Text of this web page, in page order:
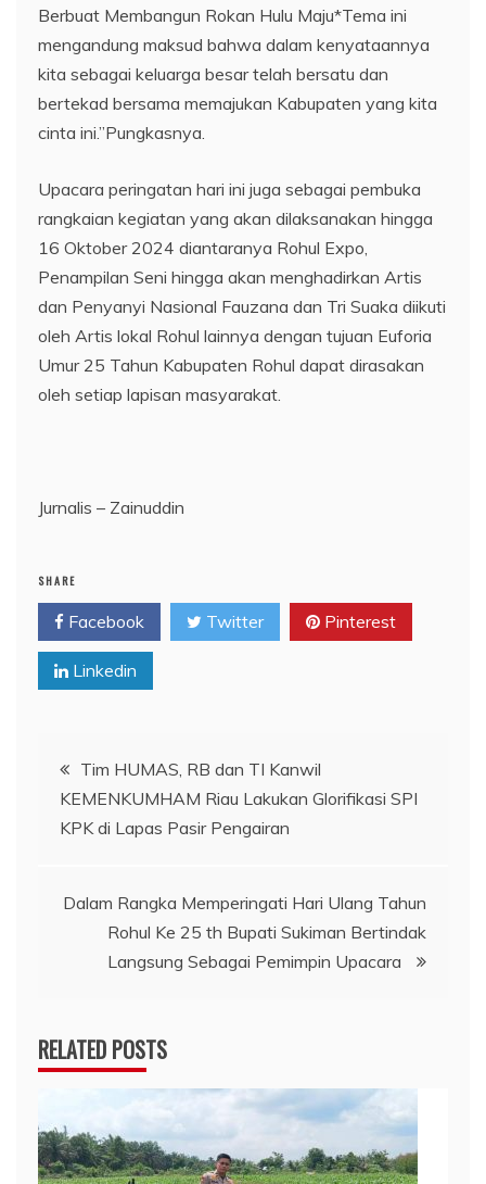
Berbuat Membangun Rokan Hulu Maju*Tema ini
mengandung maksud bahwa dalam kenyataannya
kita sebagai keluarga besar telah bersatu dan
bertekad bersama memajukan Kabupaten yang kita
cinta ini.”Pungkasnya.
Upacara peringatan hari ini juga sebagai pembuka
rangkaian kegiatan yang akan dilaksanakan hingga
16 Oktober 2024 diantaranya Rohul Expo,
Penampilan Seni hingga akan menghadirkan Artis
dan Penyanyi Nasional Fauzana dan Tri Suaka diikuti
oleh Artis lokal Rohul lainnya dengan tujuan Euforia
Umur 25 Tahun Kabupaten Rohul dapat dirasakan
oleh setiap lapisan masyarakat.
Jurnalis – Zainuddin
SHARE
Facebook Twitter Pinterest
Linkedin
Navigasi
pos
Tim HUMAS, RB dan TI Kanwil
KEMENKUMHAM Riau Lakukan Glorifikasi SPI
KPK di Lapas Pasir Pengairan
Dalam Rangka Memperingati Hari Ulang Tahun
Rohul Ke 25 th Bupati Sukiman Bertindak
Langsung Sebagai Pemimpin Upacara
RELATED POSTS